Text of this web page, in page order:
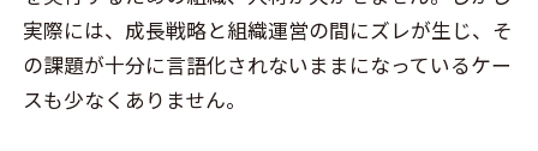
実際には、成長戦略と組織運営の間にズレが生じ、そ
の課題が十分に言語化されないままになっているケー
スも少なくありません。